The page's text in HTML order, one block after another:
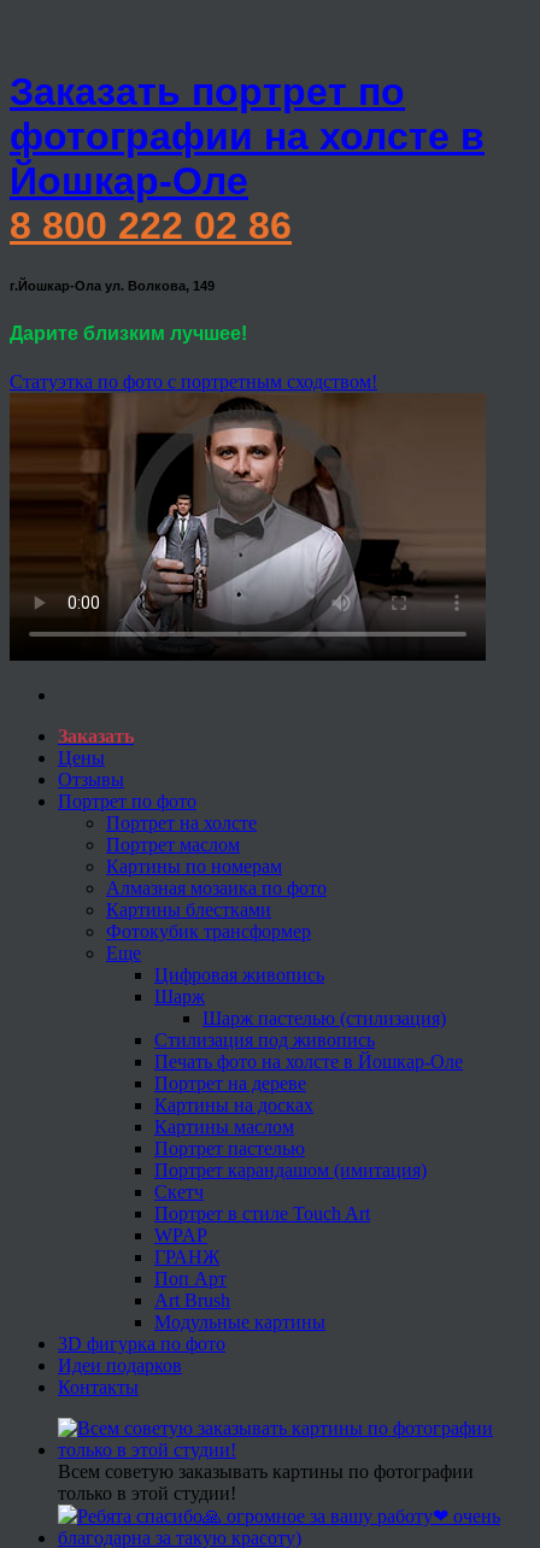
Заказать портрет по
фотографии на холсте в
Йошкар-Оле
8 800 222 02 86
г.Йошкар-Ола ул. Волкова, 149
Дарите близким лучшее!
Статуэтка по фото с портретным сходством!
Заказать
Цены
Отзывы
Портрет по фото
Портрет на холсте
Портрет маслом
Картины по номерам
Алмазная мозаика по фото
Картины блестками
Фотокубик трансформер
Еще
Цифровая живопись
Шарж
Шарж пастелью (стилизация)
Стилизация под живопись
Печать фото на холсте в Йошкар-Оле
Портрет на дереве
Картины на досках
Картины маслом
Портрет пастелью
Портрет карандашом (имитация)
Скетч
Портрет в стиле Touch Art
WPAP
ГРАНЖ
Поп Арт
Art Brush
Модульные картины
3D фигурка по фото
Идеи подарков
Контакты
Всем советую заказывать картины по фотографии
только в этой студии!